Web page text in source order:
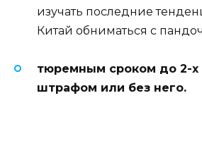
изучать последние
Китай обниматься с
тюремным сроком до 2-х
штрафом или без него.